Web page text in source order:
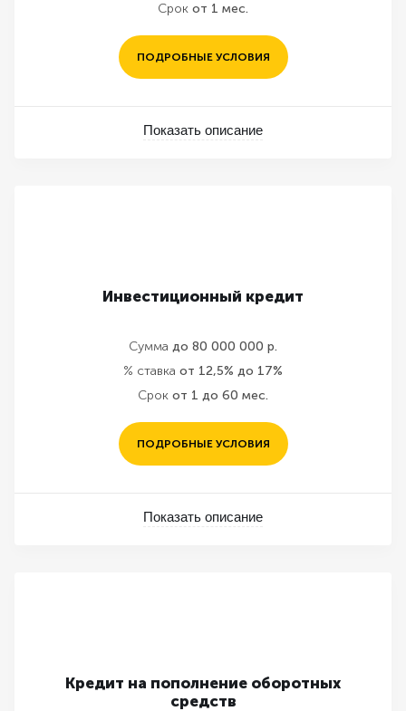
Срок от 1 мес.
ПОДРОБНЫЕ УСЛОВИЯ
Показать описание
Инвестиционный кредит
Сумма до 80 000 000 р.
% ставка от 12,5% до 17%
Срок от 1 до 60 мес.
ПОДРОБНЫЕ УСЛОВИЯ
Показать описание
Кредит на пополнение оборотных
средств